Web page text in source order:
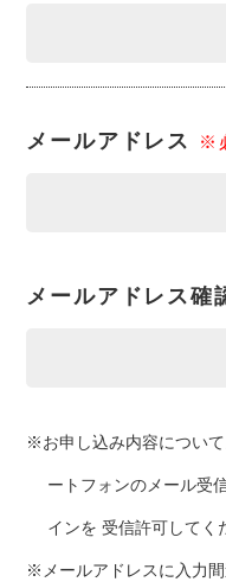
メールアドレス ※
メールアドレス確
※お申し込み内容につい
ートフォンのメール受
インを 受信許可してく
※メールアドレスに入力